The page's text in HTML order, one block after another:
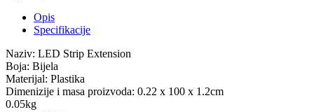
Opis
Specifikacije
Naziv: LED Strip Extension
Boja: Bijela
Materijal: Plastika
Dimenizije i masa proizvoda: 0.22 x 100 x 1.2cm
0.05kg